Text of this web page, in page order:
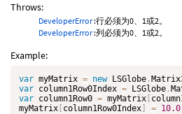
Throws:
DeveloperError:行必须为0、1或2。
DeveloperError:列必须为0、1或2。
Example:
var myMatrix = new LSGlobe .
var column1Row0Index = LSGlobe .
var column1Row0 = myMatrix
myMatrix column1Row0Index = 10.0